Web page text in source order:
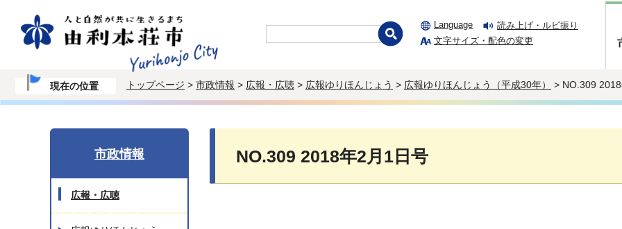
Language
読み上げ・ルビ振り
文字サイズ・配色の変更
現在の位置 トップページ > 市政情報 > 広報・広聴 > 広報ゆりほんじょう > 広報ゆりほんじょう（平成30年） > NO.309
NO.309 2018年2月1日号
市政情報
広報・広聴